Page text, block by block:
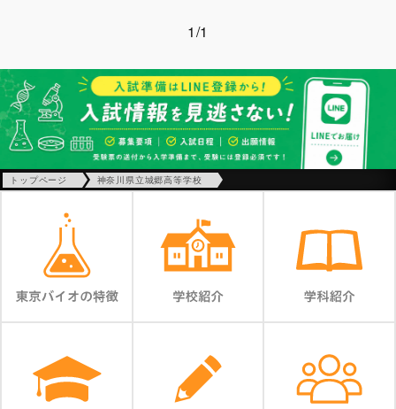
1/1
トップページ 神奈川県立城郷高等学校